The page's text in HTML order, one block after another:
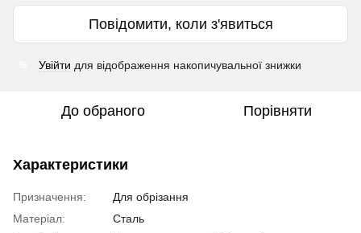
Повідомити, коли з'явиться
Увійти для відображення накопичувальної знижки
До обраного Порівняти
Характеристики
Призначення:
Для обрізання
Матеріал:
Сталь